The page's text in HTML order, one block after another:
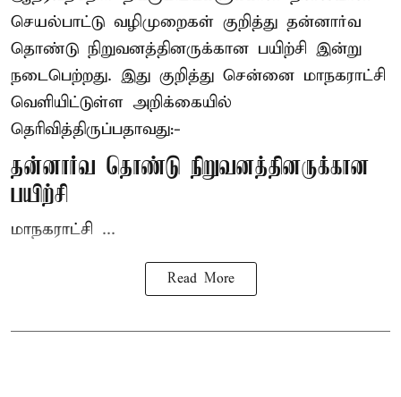
செயல்பாட்டு வழிமுறைகள் குறித்து தன்னார்வ
தொண்டு நிறுவனத்தினருக்கான பயிற்சி இன்று
நடைபெற்றது. இது குறித்து சென்னை மாநகராட்சி
வெளியிட்டுள்ள அறிக்கையில்
தெரிவித்திருப்பதாவது:-
தன்னார்வ தொண்டு நிறுவனத்தினருக்கான
பயிற்சி
மாநகராட்சி ...
Read More